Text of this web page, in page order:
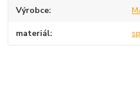
Výrobce
materiál